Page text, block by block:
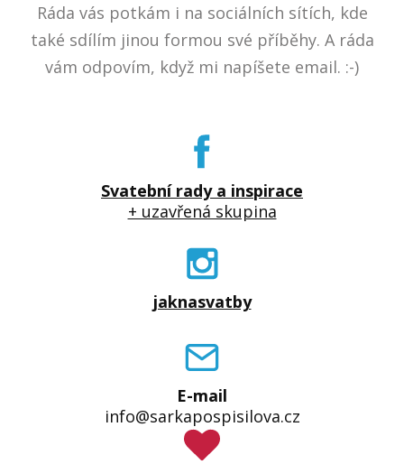
Ráda vás potkám i na sociálních sítích, kde
také sdílím jinou formou své příběhy. A ráda
vám odpovím, když mi napíšete email. :-)
Svatební rady a inspirace
+ uzavřená skupina
jaknasvatby
E-mail
info@sarkapospisilova.cz